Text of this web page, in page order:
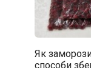
Як
способи